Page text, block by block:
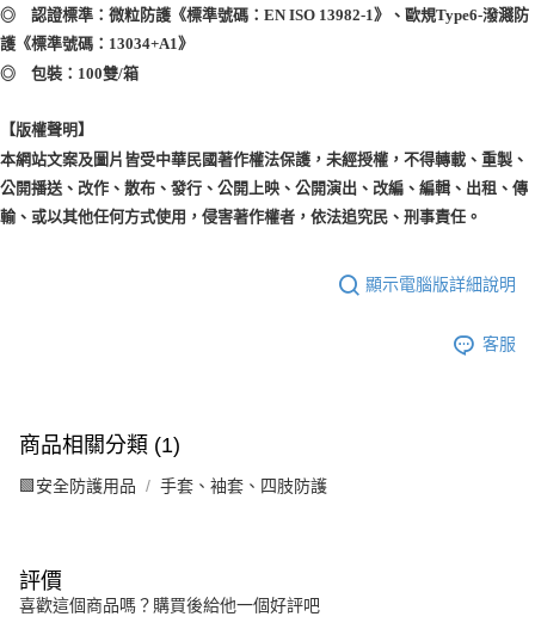
◎ 認證標準：微粒防護《標準號碼：EN ISO 13982-1》、歐規Type6-潑濺防
護《標準號碼：13034+A1》
◎ 包裝：100雙/箱
【版權聲明】
本網站文案及圖片皆受中華民國著作權法保護，未經授權，不得轉載、重製、
公開播送、改作、散布、發行、公開上映、公開演出、改編、編輯、出租、傳
輸、或以其他任何方式使用，侵害著作權者，依法追究民、刑事責任。
顯示電腦版詳細說明
客服
商品相關分類 (1)
🟩安全防護用品 手套、袖套、四肢防護
評價
喜歡這個商品嗎？購買後給他一個好評吧